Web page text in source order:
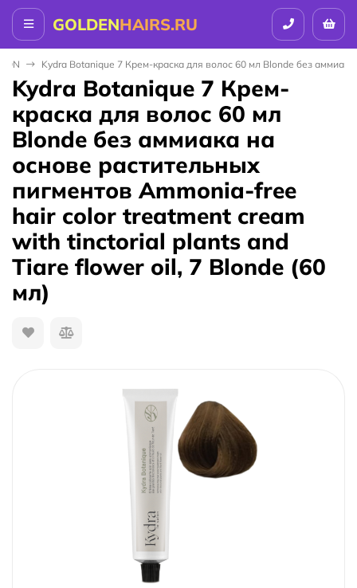
GOLDENHAIRS.RU
Kydra Botanique 7 Крем-краска для волос 60 мл Blonde без
Kydra Botanique 7 Крем-
краска для волос 60 мл
Blonde без аммиака на
основе растительных
пигментов Ammonia-free
hair color treatment cream
with tinctorial plants and
Tiare flower oil, 7 Blonde (60
мл)